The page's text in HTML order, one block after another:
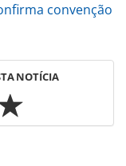
convenção
NOTÍCIA